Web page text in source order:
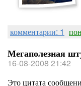
комментарии: 1
Мегаполезная
16-08-2008 21:42
Это цитата